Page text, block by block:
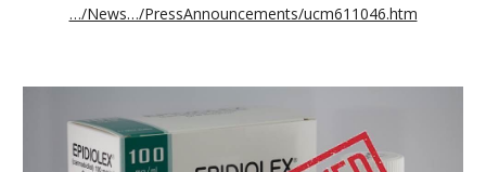
…/News…/PressAnnouncements/ucm611046.htm